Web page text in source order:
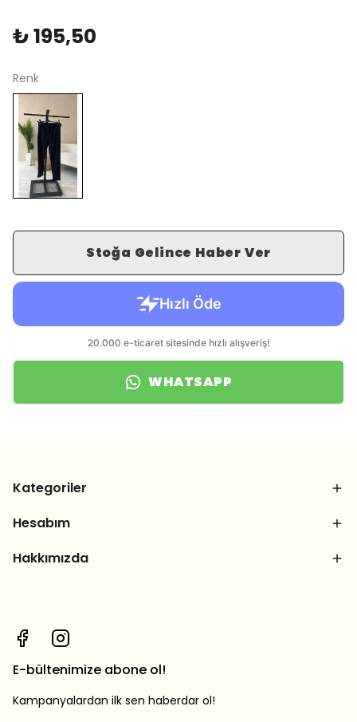
₺ 195,50
Renk
Stoğa Gelince Haber Ver
WHATSAPP
Kategoriler
Hesabım
Hakkımızda
E-bültenimize abone ol!
Kampanyalardan ilk sen haberdar ol!